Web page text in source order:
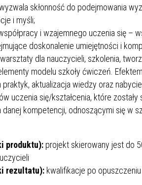
skłonność do podejmowania
i myśli;
i wzajemnego uczenia się –
doskonalenie umiejętności i
dla nauczycieli, szkolenia,
modelu szkoły ćwiczeń.
aktualizacja wiedzy oraz
uczenia się/kształcenia, które
danej kompetencji, odnoszącymi się w
produktu): projekt skierowany jest do
rezultatu): kwalifikacje po